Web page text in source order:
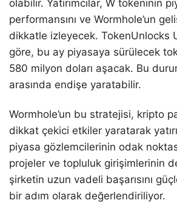
olabilir. Yatırımcılar, W tokeninin
performansını ve Wormhole’un
dikkatle izleyecek. TokenUnlocks
göre, bu ay piyasaya sürülecek
580 milyon doları aşacak. Bu
arasında endişe yaratabilir.
Wormhole’un bu stratejisi, kripto
dikkat çekici etkiler yaratarak
piyasa gözlemcilerinin odak
projeler ve topluluk girişimlerinin
şirketin uzun vadeli başarısını
bir adım olarak değerlendiriliyor.